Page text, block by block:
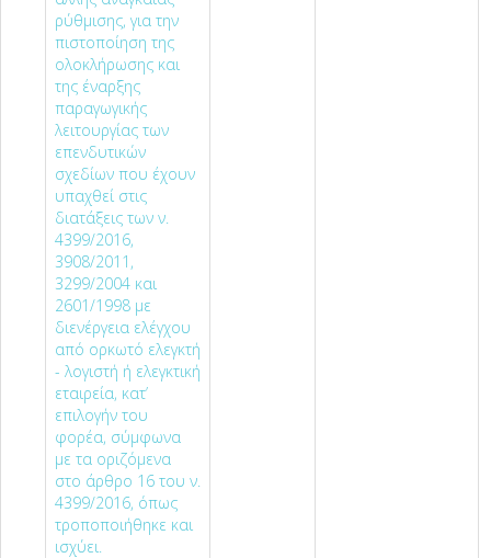
ρύθμισης, για την
πιστοποίηση της
ολοκλήρωσης και
της έναρξης
παραγωγικής
λειτουργίας των
επενδυτικών
σχεδίων που έχουν
υπαχθεί στις
διατάξεις των ν.
4399/2016,
3908/2011,
3299/2004 και
2601/1998 με
διενέργεια ελέγχου
από ορκωτό ελεγκτή
- λογιστή ή ελεγκτική
εταιρεία, κατ’
επιλογήν του
φορέα, σύμφωνα
με τα οριζόμενα
στο άρθρο 16 του ν.
4399/2016, όπως
τροποποιήθηκε και
ισχύει.